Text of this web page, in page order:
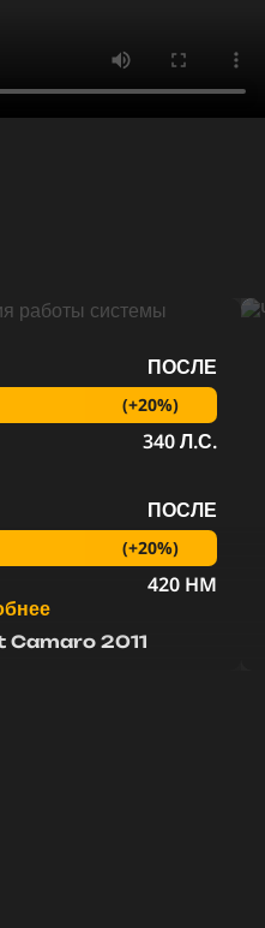
Camaro 2011
ПОСЛЕ
(+20%)
340 Л.С.
ПОСЛЕ
(+20%)
420 HM